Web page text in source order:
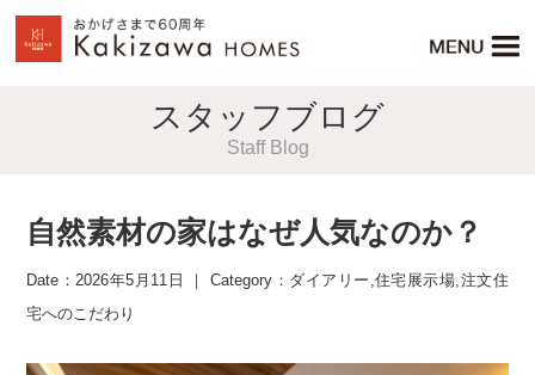
スタッフブログ
Staff Blog
自然素材の家はなぜ人気なのか？
Date：2026年5月11日 ｜ Category： ダイアリー ,住宅展示場,注文住
宅へのこだわり